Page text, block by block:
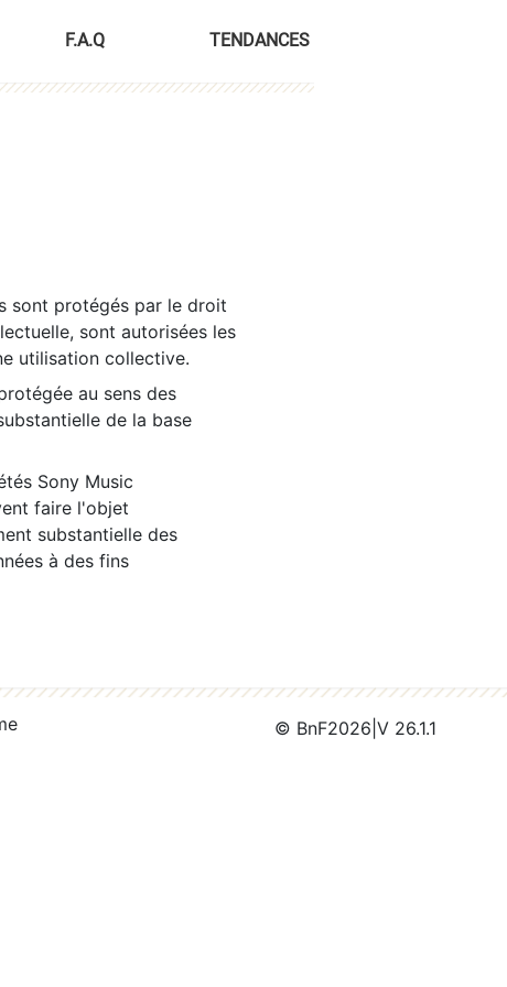
F.A.Q TENDANCES
sont protégés par le droit
sont autorisées les
utilisation collective.
au sens des
de la base
Sony Music
faire l'objet
substantielle des
à des fins
© BnF2026 V 26.1.1